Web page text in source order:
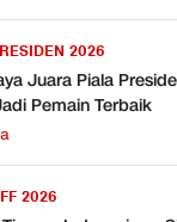
2026
Juara Piala
Pemain Terbaik
2026